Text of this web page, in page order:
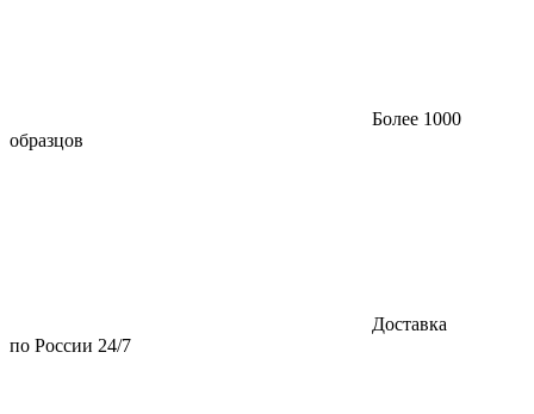
Более 1000
образцов
Доставка
по России 24/7